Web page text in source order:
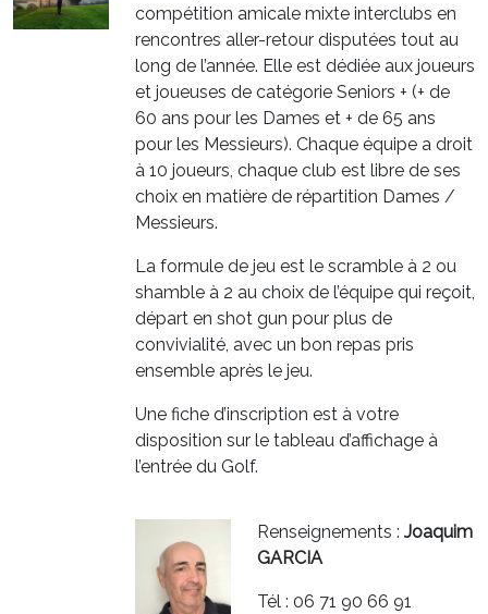
compétition amicale mixte interclubs en
rencontres aller-retour disputées tout au
long de l’année. Elle est dédiée aux joueurs
et joueuses de catégorie Seniors + (+ de
60 ans pour les Dames et + de 65 ans
pour les Messieurs). Chaque équipe a droit
à 10 joueurs, chaque club est libre de ses
choix en matière de répartition Dames /
Messieurs.
La formule de jeu est le scramble à 2 ou
shamble à 2 au choix de l’équipe qui reçoit,
départ en shot gun pour plus de
convivialité, avec un bon repas pris
ensemble après le jeu.
Une fiche d’inscription est à votre
disposition sur le tableau d’affichage à
l’entrée du Golf.
Renseignements :Joaquim
GARCIA
Tél : 06 71 90 66 91